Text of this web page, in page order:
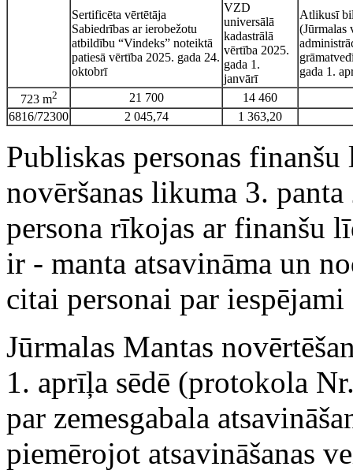
Sertificēta vērtētāja
Sabiedrības ar ierobežotu
atbildību “Vindeks” noteiktā
patiesā vērtība 2025. gada 24.
oktobrī
VZD
universālā
kadastrālā
vērtība 2025.
gada 1.
janvārī
Atlikusī
(Jūrmalas
gada 1.
723 m2 21 700
14 460
6816/72300
2 045,74 1 363,20
Publiskas personas
novēršanas likuma 3.
persona rīkojas ar finanšu
ir - manta atsavināma un
citai personai par iespējami
Jūrmalas Mantas
1. aprīļa sēdē (protokola
par zemesgabala
piemērojot atsavināšanas